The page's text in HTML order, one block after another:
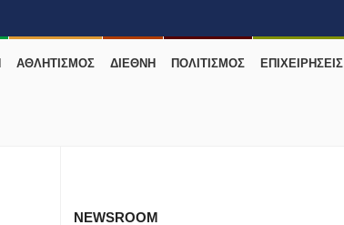
ΑΘΛΗΤΙΣΜΟΣ ΔΙΕΘΝΗ ΠΟΛΙΤΙΣΜΟΣ ΕΠΙΧΕΙΡΗΣΕΙΣ
NEWSROOM